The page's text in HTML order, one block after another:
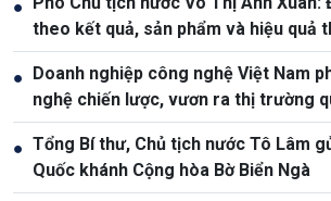
●
theo kết quả, sản phẩm và hiệu quả
● Doanh nghiệp công nghệ Việt Nam
nghệ chiến lược, vươn ra thị trường
● Tổng Bí thư, Chủ tịch nước Tô Lâm
Quốc khánh Cộng hòa Bờ Biển Ngà